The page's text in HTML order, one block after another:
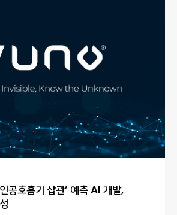
공호흡기 삽관’ 예측 AI 개발,